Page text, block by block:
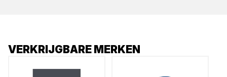
VERKRIJGBARE MERKEN